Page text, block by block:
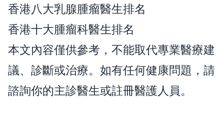
香港八大乳腺腫瘤醫生排名
香港十大腫瘤科醫生排名
本文內容僅供參考，不能取代專業醫療建
議、診斷或治療。如有任何健康問題，請
諮詢你的主診醫生或註冊醫護人員。